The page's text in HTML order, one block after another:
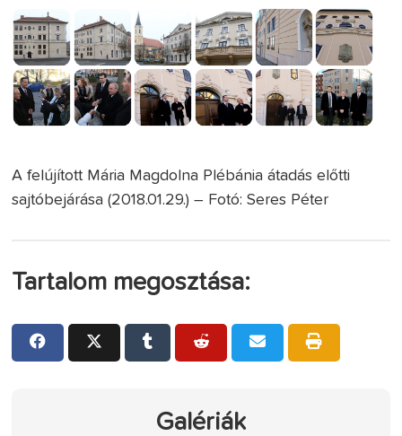
A felújított Mária Magdolna Plébánia átadás előtti
sajtóbejárása (2018.01.29.) – Fotó: Seres Péter
Tartalom megosztása:
Galériák